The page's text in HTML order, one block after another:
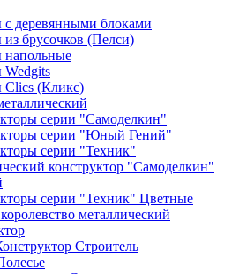
с деревянными блоками
брусочков (Пелси)
напольные
Wedgits
Clics (Кликс)
серии "Самоделкин"
серии "Юный Гений"
серии "Техник"
конструктор "Самоделкин"
серии "Техник" Цветные
металлический
Строитель